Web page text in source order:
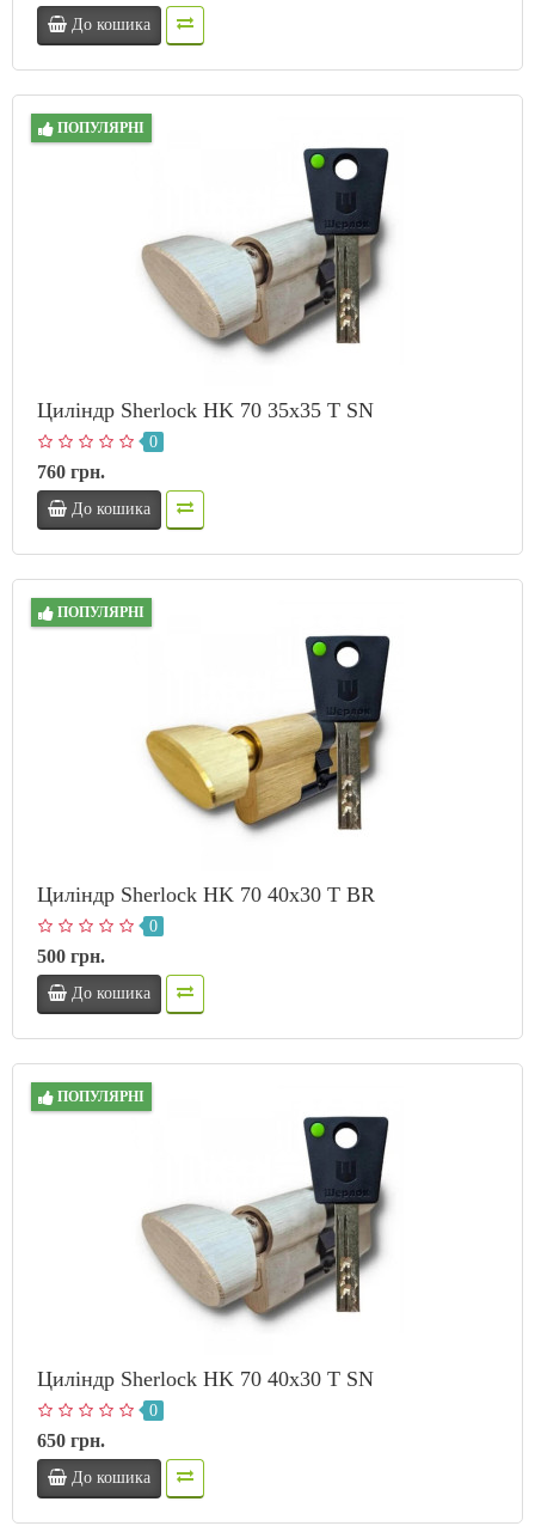
До кошика
ПОПУЛЯРНІ
Циліндр Sherlock HK 70 35х35 T SN
0
760 грн.
До кошика
ПОПУЛЯРНІ
Циліндр Sherlock HK 70 40х30 T BR
0
500 грн.
До кошика
ПОПУЛЯРНІ
Циліндр Sherlock HK 70 40х30 T SN
0
650 грн.
До кошика